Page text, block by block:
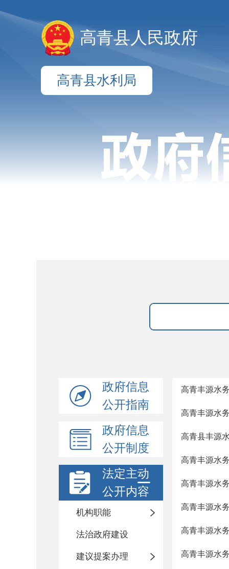
高青县人民政府
高青县水利局
政府信息
公开指南
政府信息
公开制度
法定主动
公开内容
机构职能
法治政府建设
建议提案办理
高青丰源水
高青丰源水
高青县丰源
高青丰源水
高青丰源水
高青丰源水
高青丰源水
高青丰源水